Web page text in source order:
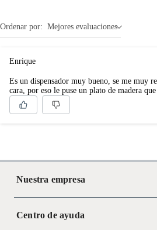
Ordenar por: Mejores evaluaciones
Enrique
Es un dispensador muy bueno, se me muy
cara, por eso le puse un plato de madera
Nuestra empresa
Acerca de Crate
Centro de ayuda